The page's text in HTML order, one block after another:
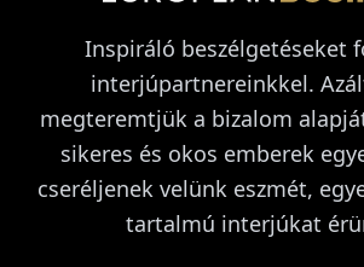
Inspiráló beszélgetéseket
interjúpartnereinkkel.
megteremtjük a bizalom
sikeres és okos emberek
cseréljenek velünk eszmét,
tartalmú interjúkat